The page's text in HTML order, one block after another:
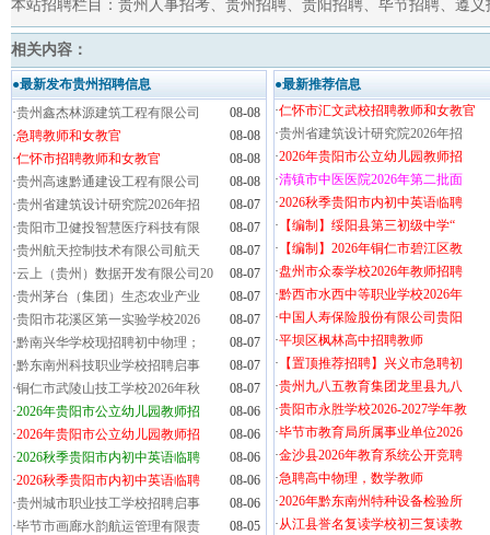
本站招聘栏目： 贵州人事招考、 贵州招聘、 贵阳招聘、 毕节招聘、 遵义
相关内容：
●最新发布贵州招聘信息
·贵州鑫杰林源建筑工程有限公司
08-08
·急聘教师和女教官
08-08
·仁怀市招聘教师和女教官
08-08
·贵州高速黔通建设工程有限公司
08-08
·贵州省建筑设计研究院2026年招
08-07
·贵阳市卫健投智慧医疗科技有限
08-07
·贵州航天控制技术有限公司航天
08-07
·云上（贵州）数据开发有限公司20
08-07
·贵州茅台（集团）生态农业产业
08-07
·贵阳市花溪区第一实验学校2026
08-07
·黔南兴华学校现招聘初中物理；
08-07
·黔东南州科技职业学校招聘启事
08-07
·铜仁市武陵山技工学校2026年秋
08-07
·2026年贵阳市公立幼儿园教师招
08-06
·2026年贵阳市公立幼儿园教师招
08-06
·2026秋季贵阳市内初中英语临聘
08-06
·2026秋季贵阳市内初中英语临聘
08-06
·贵州城市职业技工学校招聘启事
08-06
·毕节市画廊水韵航运管理有限责
08-05
●最新推荐信息
·仁怀市汇文武校招聘教师和女教官
·贵州省建筑设计研究院2026年招
·2026年贵阳市公立幼儿园教师招
·清镇市中医医院2026年第二批面
·2026秋季贵阳市内初中英语临聘
· 【编制】绥阳县第三初级中学“
· 【编制】2026年铜仁市碧江区教
·盘州市众泰学校2026年教师招聘
·黔西市水西中等职业学校2026年
·中国人寿保险股份有限公司贵阳
·平坝区枫林高中招聘教师
· 【置顶推荐招聘】兴义市急聘初
·贵州九八五教育集团龙里县九八
·贵阳市永胜学校2026-2027学年教
·毕节市教育局所属事业单位2026
·金沙县2026年教育系统公开竞聘
·急聘高中物理，数学教师
·2026年黔东南州特种设备检验所
·从江县誉名复读学校初三复读教